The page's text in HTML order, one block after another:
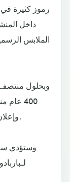
رموز كثيرة في
داخل
الملابس
وبحلول منتصف
400
وإعلان خضوع باربادوس لتاج الملك جيمس الأول.
وستؤدي